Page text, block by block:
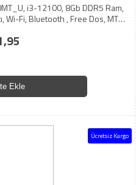
i3-12100, 8Gb DDR5 Ram,
Wi-Fi, Bluetooth , Free Dos, MT
Ekle
Ücretsiz Kargo